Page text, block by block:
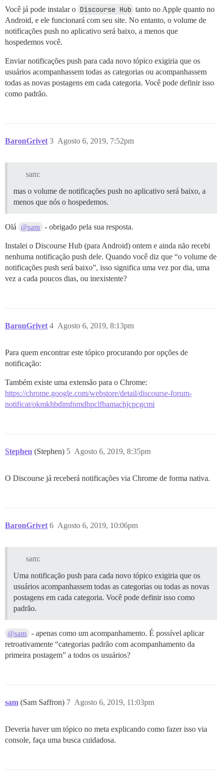
Você já pode instalar o Discourse Hub tanto no Apple quanto no
Android, e ele funcionará com seu site. No entanto, o volume de
notificações push no aplicativo será baixo, a menos que
hospedemos você.
Enviar notificações push para cada novo tópico exigiria que os
usuários acompanhassem todas as categorias ou acompanhassem
todas as novas postagens em cada categoria. Você pode definir isso
como padrão.
BaronGrivet Agosto 6, 2019, 7:52pm
3
sam:
mas o volume de notificações push no aplicativo será baixo, a
menos que nós o hospedemos.
Olá @sam - obrigado pela sua resposta.
Instalei o Discourse Hub (para Android) ontem e ainda não recebi
nenhuma notificação push dele. Quando você diz que “o volume de
notificações push será baixo”, isso significa uma vez por dia, uma
vez a cada poucos dias, ou inexistente?
BaronGrivet Agosto 6, 2019, 8:13pm
4
Para quem encontrar este tópico procurando por opções de
notificação:
Também existe uma extensão para o Chrome:
https://chrome.google.com/webstore/detail/discourse-forum-
notificat/okmkhbdimfnmdhpclfbamachjcpcgcmi
Stephen (Stephen) Agosto 6, 2019, 8:35pm
5
O Discourse já receberá notificações via Chrome de forma nativa.
BaronGrivet Agosto 6, 2019, 10:06pm
6
sam:
Uma notificação push para cada novo tópico exigiria que os
usuários acompanhassem todas as categorias ou todas as novas
postagens em cada categoria. Você pode definir isso como
padrão.
@sam
- apenas como um acompanhamento. É possível aplicar
retroativamente “categorias padrão com acompanhamento da
primeira postagem” a todos os usuários?
sam (Sam Saffron) Agosto 6, 2019, 11:03pm
7
Deveria haver um tópico no meta explicando como fazer isso via
console, faça uma busca cuidadosa.